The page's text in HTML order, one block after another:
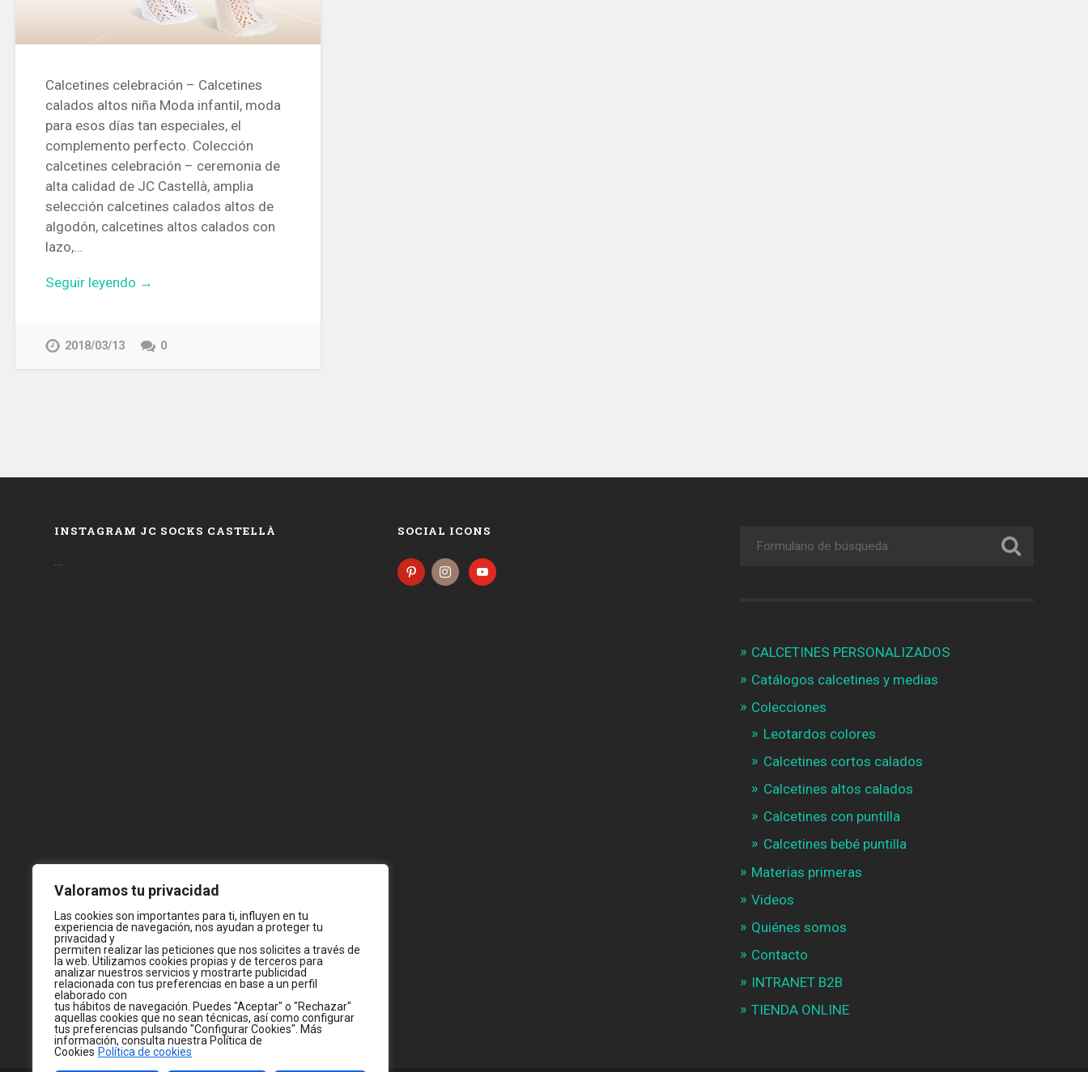
Valoramos tu privacidad
Las cookies son importantes para ti, influyen en tu
experiencia de navegación, nos ayudan a proteger tu
privacidad y
permiten realizar las peticiones que nos solicites a través de
la web. Utilizamos cookies propias y de terceros para
analizar nuestros servicios y mostrarte publicidad
relacionada con tus preferencias en base a un perfil
elaborado con
tus hábitos de navegación. Puedes "Aceptar" o "Rechazar"
aquellas cookies que no sean técnicas, así como configurar
tus preferencias pulsando "Configurar Cookies". Más
información, consulta nuestra Política de
Cookies Política de cookies
Calcetines celebración – Calcetines
calados altos niña Moda infantil, moda
para esos días tan especiales, el
complemento perfecto. Colección
calcetines celebración – ceremonia de
alta calidad de JC Castellà, amplia
selección calcetines calados altos de
algodón, calcetines altos calados con
lazo,…
Seguir leyendo →
2018/03/13 0
INSTAGRAM JC SOCKS CASTELLÀ SOCIAL ICONS
CALCETINES PERSONALIZADOS
Catálogos calcetines y medias
Colecciones
Leotardos colores
Calcetines cortos calados
Calcetines altos calados
Calcetines con puntilla
Calcetines bebé puntilla
Materias primeras
Videos
Quiénes somos
Contacto
INTRANET B2B
TIENDA ONLINE